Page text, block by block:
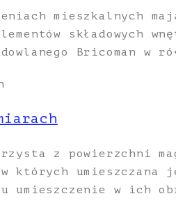
mieszkalnych
składowych
Bricoman w
z powierzchni
umieszczana
umieszczenie w ich